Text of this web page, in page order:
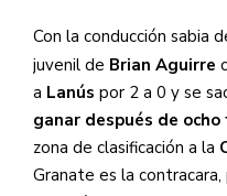
Con la conducción sabia
juvenil de Brian Aguirre
a Lanús por 2 a 0 y se
ganar después de ocho
zona de clasificación a la
Granate es la